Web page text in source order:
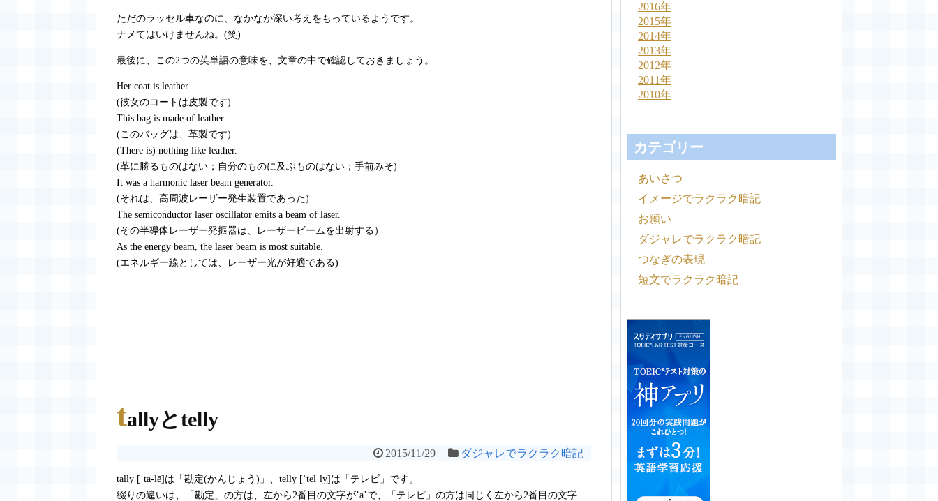
ただのラッセル車なのに、なかなか深い考えをもっているようです。
ナメてはいけませんね。(笑)
最後に、この2つの英単語の意味を、文章の中で確認しておきましょう。
Her coat is leather.
(彼女のコートは皮製です)
This bag is made of leather.
(このバッグは、革製です)
(There is) nothing like leather.
(革に勝るものはない；自分のものに及ぶものはない；手前みそ)
It was a harmonic laser beam generator.
(それは、高周波レーザー発生装置であった)
The semiconductor laser oscillator emits a beam of laser.
(その半導体レーザー発振器は、レーザービームを出射する）
As the energy beam, the laser beam is most suitable.
(エネルギー線としては、レーザー光が好適である)
tallyとtelly
2015/11/29 ダジャレでラクラク暗記
tally [ˈta-lē]は「勘定(かんじょう)」、telly [ˈtel·ly]は「テレビ」です。
綴りの違いは、「勘定」の方は、左から2番目の文字が’a’で、「テレビ」の方は同じく左から2番目の文字
2016年
2015年
2014年
2013年
2012年
2011年
2010年
カテゴリー
あいさつ
イメージでラクラク暗記
お願い
ダジャレでラクラク暗記
つなぎの表現
短文でラクラク暗記